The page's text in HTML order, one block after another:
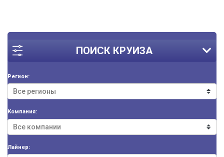
ПОИСК КРУИЗА
Регион:
Компания:
Лайнер: